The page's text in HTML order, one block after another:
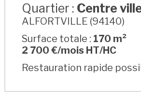
Quartier : Centre
ALFORTVILLE (94140)
Surface totale : 170 m²
2 700 €/mois HT/HC
Restauration rapide